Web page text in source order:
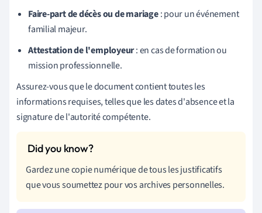
Faire-part de décès ou de mariage: pour un événement
familial majeur.
Attestation de l'employeur: en cas de formation ou
mission professionnelle.
Assurez-vous que le document contient toutes les
informations requises, telles que les dates d'absence et la
signature de l'autorité compétente.
Gardez une copie numérique de tous les justificatifs
que vous soumettez pour vos archives personnelles.